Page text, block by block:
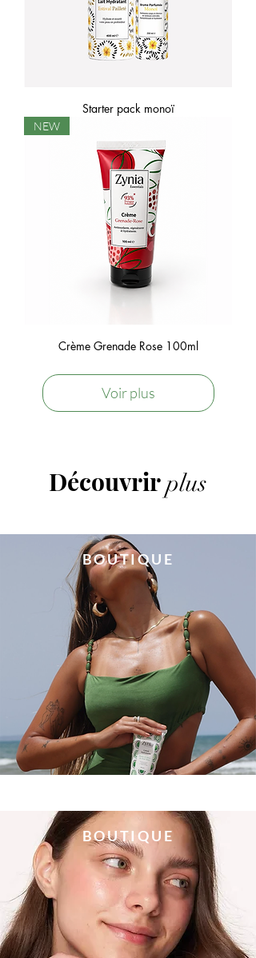
Starter pack monoï
NEW
Crème Grenade Rose 100ml
Voir plus
Découvrirplus
BOUTIQUE
​BOUTIQUE